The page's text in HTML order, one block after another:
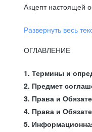
Акцепт настоящей
Развернуть весь
ОГЛАВЛЕНИЕ
1. Термины и
2. Предмет
3. Права и
4. Права и
5.